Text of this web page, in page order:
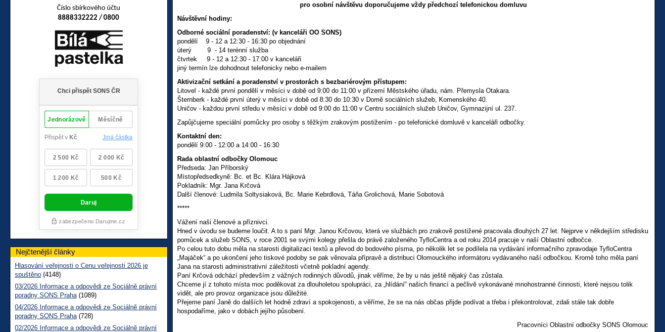
pro osobní návštěvu doporučujeme vždy předchozí telefonickou domluvu
Návštěvní hodiny:
Odborné sociální poradenství: (v kanceláři OO SONS)
pondělí 9 - 12 a 12:30 - 16:30 po objednání
úterý 9 - 14 terénní služba
čtvrtek 9 - 12 a 12:30 - 17:00 v kanceláři
jiný termín lze dohodnout telefonicky nebo e-mailem
Aktivizační setkání a poradenství v prostorách s bezbariérovým přístupem:
Litovel - každé první pondělí v měsíci v době od 9:00 do 11:00 v přízemí Městského úřadu, nám. Přemysla Otakara.
Šternberk - každé první úterý v měsíci v době od 8:30 do 10:30 v Domě sociálních služeb, Komenského 40.
Uničov - každou první středu v měsíci v době od 9:00 do 11:00 v Centru sociálních služeb Uničov, Gymnazijní ul. 237.
Zapůjčujeme speciální pomůcky pro osoby s těžkým zrakovým postižením - po telefonické domluvě v kanceláři odbočky.
Kontaktní den:
pondělí 9:00 - 12:00 a 14:00 - 16:30
Rada oblastní odbočky Olomouc
Předseda: Jan Příborský
Místopředsedkyně: Bc. et Bc. Klára Hájková
Pokladník: Mgr. Jana Krčová
Další členové: Ludmila Soltysiaková, Bc. Marie Kebrdlová, Táňa Grolichová, Marie Sobotová
*****
Vážení naši členové a příznivci.
Hned v úvodu se budeme loučit. A to s paní Mgr. Janou Krčovou, která ve službách pro zrakově postižené pracovala dlouhých 27 let. Nejprve v někdejším středisku
pomůcek a služeb SONS, v roce 2001 se svými kolegy přešla do právě založeného TyfloCentra a od roku 2014 pracuje v naší Oblastní odbočce.
Po celou tuto dobu měla na starosti digitalizaci textů a převod do bodového písma, po několik let se podílela na vydávání informačního zpravodaje TyfloCentra
„Majáček“ a po ukončení jeho tiskové podoby se pak věnovala přípravě a distribuci Olomouckého informátoru vydávaného naší odbočkou. Kromě toho měla paní
Jana na starosti administrativní záležitosti včetně pokladní agendy.
Paní Krčová odchází především z vážných rodinných důvodů, jinak věříme, že by u nás ještě nějaký čas zůstala.
Chceme jí z tohoto místa moc poděkovat za dlouholetou spolupráci, za „hlídání“ našich financí a pečlivě vykonávané mnohostranné činnosti, které nejsou tolik
vidět, ale pro provoz organizace jsou důležité.
Přejeme paní Janě do dalších let hodně zdraví a spokojenosti, a věříme, že se na nás občas přijde podívat a třeba i překontrolovat, zdali stále tak dobře
hospodaříme, jako v dobách jejího působení.
Pracovníci Oblastní odbočky SONS Olomouc
Číslo sbírkového účtu
8888332222 / 0800
Nejčtenější články
Hlasování veřejnosti o Cenu veřejnosti 2026 je
spuštěno (4148)
03/2026 Informace a odpovědi ze Sociálně právní
poradny SONS Praha (1089)
04/2026 Informace a odpovědi ze Sociálně právní
poradny SONS Praha (728)
02/2026 Informace a odpovědi ze Sociálně právní